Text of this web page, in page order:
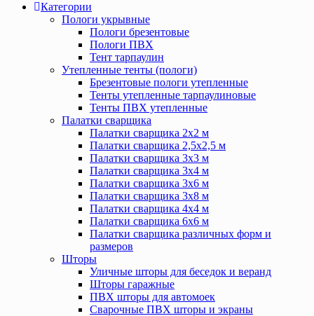
Категории
Пологи укрывные
Пологи брезентовые
Пологи ПВХ
Тент тарпаулин
Утепленные тенты (пологи)
Брезентовые пологи утепленные
Тенты утепленные тарпаулиновые
Тенты ПВХ утепленные
Палатки сварщика
Палатки сварщика 2х2 м
Палатки сварщика 2,5х2,5 м
Палатки сварщика 3х3 м
Палатки сварщика 3х4 м
Палатки сварщика 3х6 м
Палатки сварщика 3х8 м
Палатки сварщика 4х4 м
Палатки сварщика 6х6 м
Палатки сварщика различных форм и
размеров
Шторы
Уличные шторы для беседок и веранд
Шторы гаражные
ПВХ шторы для автомоек
Сварочные ПВХ шторы и экраны